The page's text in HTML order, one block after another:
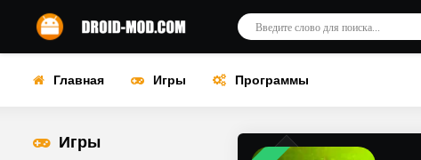
Главная Игры Программы
Игры